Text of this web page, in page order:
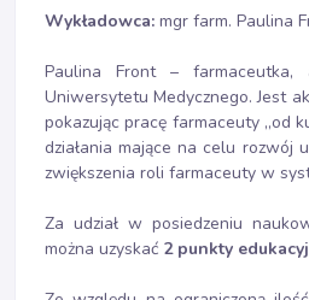
Wykładowca: mgr farm. Paulina
Paulina Front – farmaceutka,
Uniwersytetu Medycznego. Jest
pokazując pracę farmaceuty „od
działania mające na celu rozwój
zwiększenia roli farmaceuty w
Za udział w posiedzeniu
można uzyskać 2 punkty